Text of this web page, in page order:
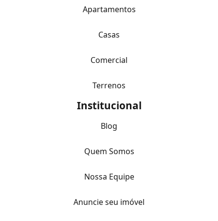
Apartamentos
Casas
Comercial
Terrenos
Institucional
Blog
Quem Somos
Nossa Equipe
Anuncie seu imóvel